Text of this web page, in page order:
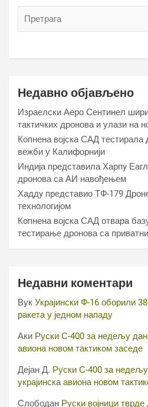
Недавно објављено
Израелски Аеро Сентинел
тактичких дронова и улази на
Копнена војска САД тестирала
вежби у Калифорнији
Индија представила Харпy
дронова са АИ навођењем
Хаддy представио ТФ-179
технологијом
Копнена војска САД отвара
тестирање дронова са
Недавни коментари
Вук Украјински Ф-16 оборили
ракета у једном нападу
Аки Руски С-400 за недељу
авиона новом тактиком заседе
Дејан Д. Руски С-400 за
украјинска авиона новом
Слободан Руски војници тврде